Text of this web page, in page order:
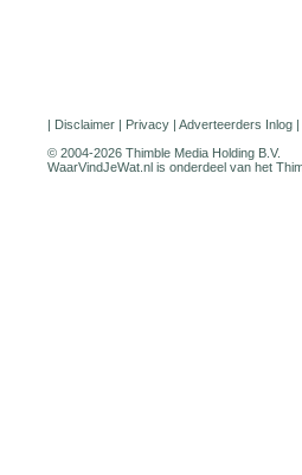
| Disclaimer | Privacy | Adverteerders Inlog |
© 2004-2026 Thimble Media Holding B.V.
WaarVindJeWat.nl is onderdeel van het